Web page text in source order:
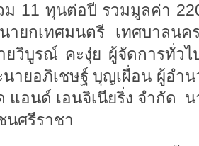
ม 11 ทุนต่อปี รวมมูลค่า
ายกเทศมนตรี เทศบาลนค
วิบูรณ์ คะงุ่ย ผู้จัดการทั่ว
ายอภิเชษฐ์ บุญเผื่อน ผู้อำ
แอนด์ เอนจิเนียริ่ง จำกัด
ศรีราชา